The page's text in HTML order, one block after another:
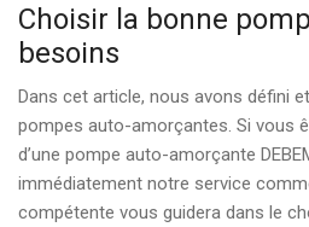
Choisir la bonne
besoins
Dans cet article, nous avons défini
pompes auto-amorçantes. Si vous
d’une pompe auto-amorçante
immédiatement notre service
compétente vous guidera dans le